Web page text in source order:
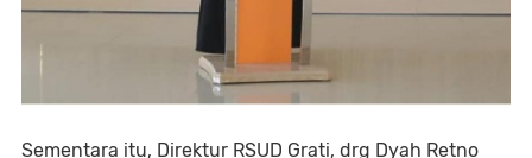
Sementara itu, Direktur RSUD Grati, drg Dyah Retno